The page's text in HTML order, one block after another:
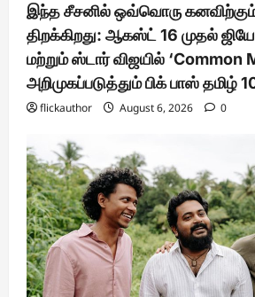
இந்த சீசனில் ஒவ்வொரு கனவிற்கும்
திறக்கிறது: ஆகஸ்ட் 16 முதல்
மற்றும் ஸ்டார் விஜயில் ‘Common
அறிமுகப்படுத்தும் பிக் பாஸ் தமிழ்
flickauthor August 6, 2026 0